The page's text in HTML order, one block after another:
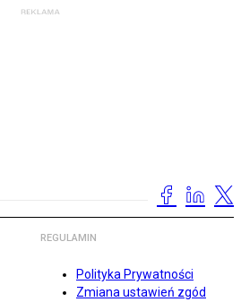
REGULAMIN
Polityka Prywatności
Zmiana ustawień zgód